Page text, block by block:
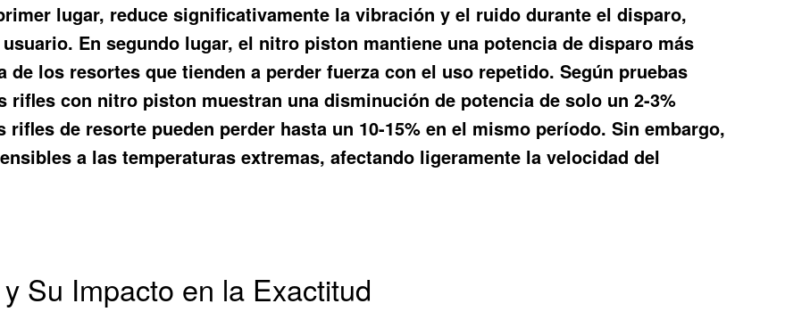
lugar, reduce significativamente la vibración y el ruido durante el disparo,
En segundo lugar, el nitro piston mantiene una potencia de disparo más
los resortes que tienden a perder fuerza con el uso repetido. Según pruebas
rifles con nitro piston muestran una disminución de potencia de solo un 2-3%
de resorte pueden perder hasta un 10-15% en el mismo período. Sin embargo,
a las temperaturas extremas, afectando ligeramente la velocidad del
Su Impacto en la Exactitud